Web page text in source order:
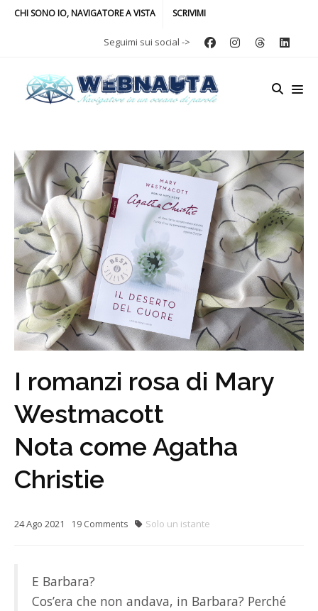
CHI SONO IO, NAVIGATORE A VISTA SCRIVIMI
Seguimi sui social ->
I romanzi rosa di Mary
Westmacott
Nota come Agatha
Christie
24Ago 2021 19 Comments Solo un istante
E Barbara?
Cos’era che non andava, in Barbara? Perché